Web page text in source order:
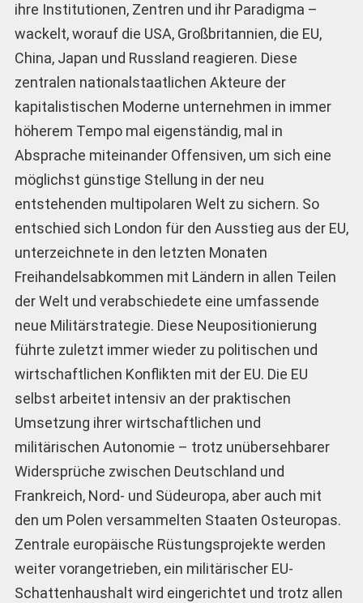
ihre Institutionen, Zentren und ihr Paradigma –
wackelt, worauf die USA, Großbritannien, die EU,
China, Japan und Russland reagieren. Diese
zentralen nationalstaatlichen Akteure der
kapitalistischen Moderne unternehmen in immer
höherem Tempo mal eigenständig, mal in
Absprache miteinander Offensiven, um sich eine
möglichst günstige Stellung in der neu
entstehenden multipolaren Welt zu sichern. So
entschied sich London für den Ausstieg aus der EU,
unterzeichnete in den letzten Monaten
Freihandelsabkommen mit Ländern in allen Teilen
der Welt und verabschiedete eine umfassende
neue Militärstrategie. Diese Neupositionierung
führte zuletzt immer wieder zu politischen und
wirtschaftlichen Konflikten mit der EU. Die EU
selbst arbeitet intensiv an der praktischen
Umsetzung ihrer wirtschaftlichen und
militärischen Autonomie – trotz unübersehbarer
Widersprüche zwischen Deutschland und
Frankreich, Nord- und Südeuropa, aber auch mit
den um Polen versammelten Staaten Osteuropas.
Zentrale europäische Rüstungsprojekte werden
weiter vorangetrieben, ein militärischer EU-
Schattenhaushalt wird eingerichtet und trotz allen